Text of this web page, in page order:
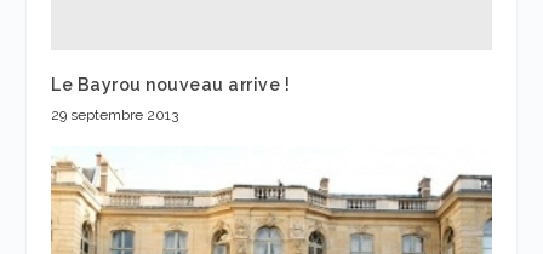
Le Bayrou nouveau arrive !
29 septembre 2013